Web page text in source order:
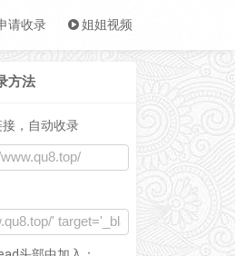
请收录 姐姐视频
方法
，自动收录